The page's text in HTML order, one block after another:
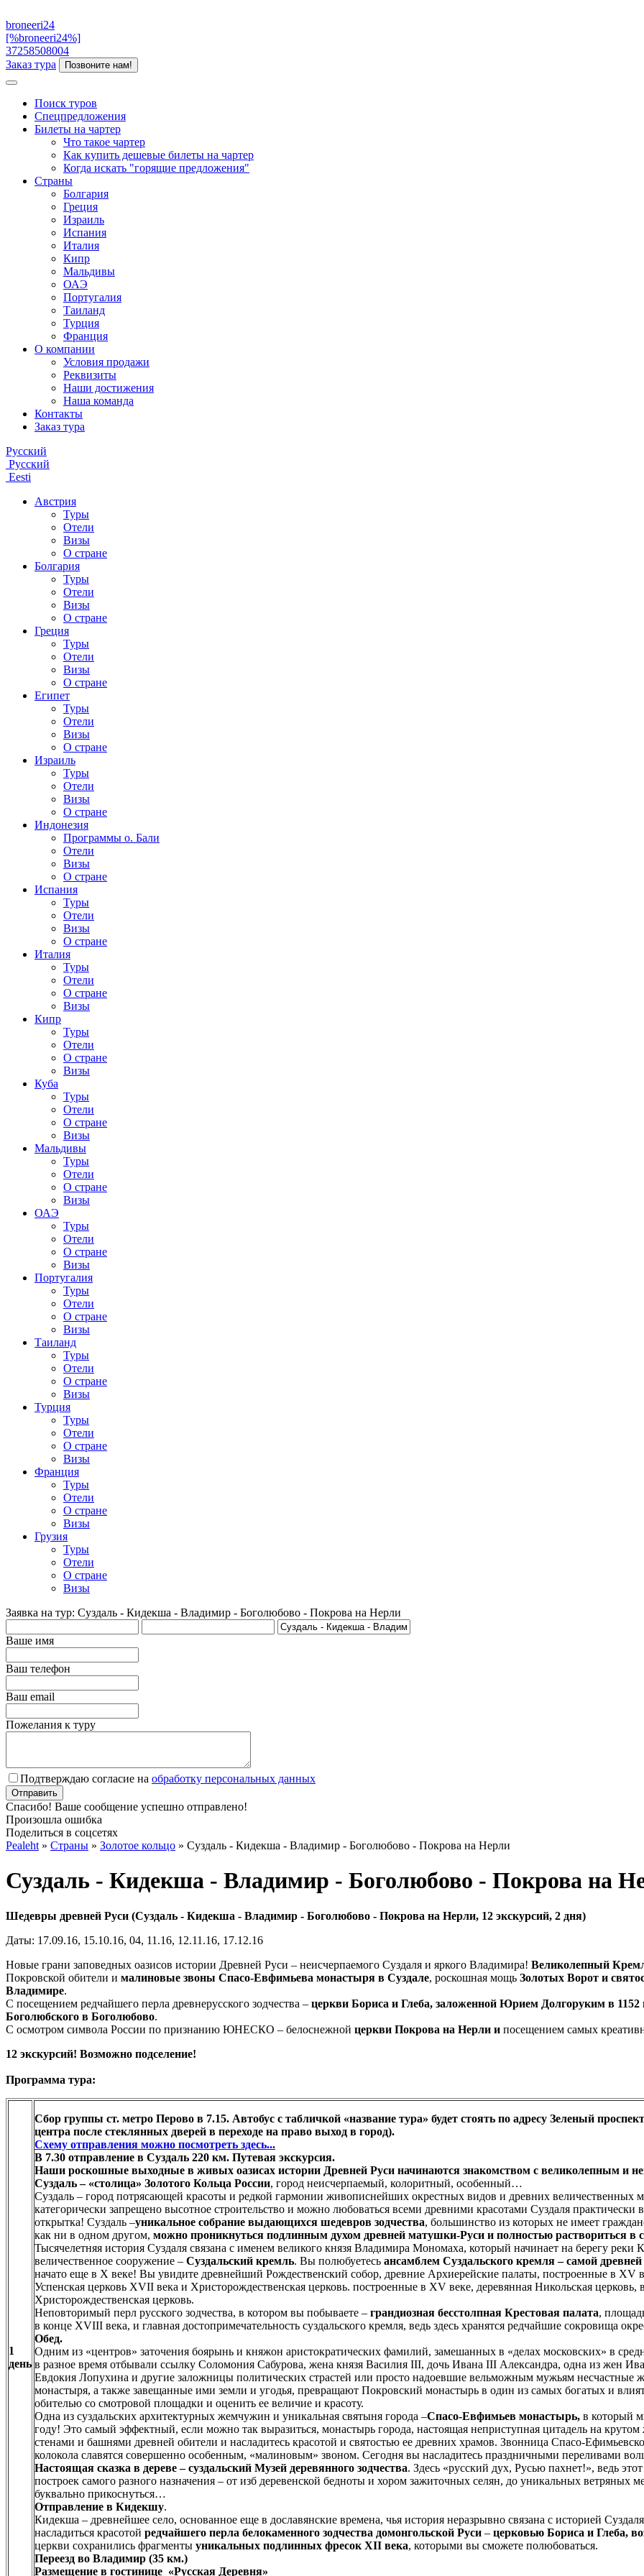
broneeri24
[%broneeri24%]
37258508004
Заказ тура
Позвоните нам!
Поиск туров
Спецпредложения
Билеты на чартер
Что такое чартер
Как купить дешевые билеты на чартер
Когда искать "горящие предложения"
Страны
Болгария
Греция
Израиль
Испания
Италия
Кипр
Мальдивы
ОАЭ
Португалия
Таиланд
Турция
Франция
О компании
Условия продажи
Реквизиты
Наши достижения
Наша команда
Контакты
Заказ тура
Русский
Русский
Eesti
Австрия
Туры
Отели
Визы
О стране
Болгария
Туры
Отели
Визы
О стране
Греция
Туры
Отели
Визы
О стране
Египет
Туры
Отели
Визы
О стране
Израиль
Туры
Отели
Визы
О стране
Индонезия
Программы о. Бали
Отели
Визы
О стране
Испания
Туры
Отели
Визы
О стране
Италия
Туры
Отели
О стране
Визы
Кипр
Туры
Отели
О стране
Визы
Куба
Туры
Отели
О стране
Визы
Мальдивы
Туры
Отели
О стране
Визы
ОАЭ
Туры
Отели
О стране
Визы
Португалия
Туры
Отели
О стране
Визы
Таиланд
Туры
Отели
О стране
Визы
Турция
Туры
Отели
О стране
Визы
Франция
Туры
Отели
О стране
Визы
Грузия
Туры
Отели
О стране
Визы
Заявка на тур: Суздаль - Кидекша - Владимир - Боголюбово - Покрова на Нерли
Ваше имя
Ваш телефон
Ваш email
Пожелания к туру
Подтверждаю согласие на обработку персональных данных
Спасибо! Ваше сообщение успешно отправлено!
Произошла ошибка
Поделиться в соцсетях
Pealeht » Страны » Золотое кольцо » Суздаль - Кидекша - Владимир - Боголюбово - Покрова на Нерли
Суздаль - Кидекша - Владимир - Боголюбово - Покрова на
Шедевры древней Руси (Суздаль - Кидекша - Владимир - Боголюбово - Покрова на Нерли, 12 экскурсий, 2 дня)
Даты: 17.09.16, 15.10.16, 04, 11.16, 12.11.16, 17.12.16
Новые грани заповедных оазисов истории Древней Руси – неисчерпаемого Суздаля и яркого Владимира! Великолепный
Покровской обители и малиновые звоны Спасо-Евфимьева монастыря в Суздале, роскошная мощь Золотых Ворот и
Владимире.
С посещением редчайшего перла древнерусского зодчества – церкви Бориса и Глеба, заложенной Юрием Долгоруким в
Боголюбского в Боголюбово.
С осмотром символа России по признанию ЮНЕСКО – белоснежной церкви Покрова на Нерли и посещением самых
12 экскурсий! Возможно подселение!
Программа тура:
1
день
Сбор группы ст. метро Перово в 7.15. Автобус с табличкой «название тура» будет стоять по адресу Зеленый
центра после стеклянных дверей в переходе на право выход в город).
Схему отправления можно посмотреть здесь...
В 7.30 отправление в Суздаль 220 км. Путевая экскурсия.
Наши роскошные выходные в живых оазисах истории Древней Руси начинаются знакомством с великолепным и
Суздаль – «столица» Золотого Кольца России, город неисчерпаемый, колоритный, особенный…
Суздаль – город потрясающей красоты и редкой гармонии живописнейших окрестных видов и древних величественных
категорически запрещено высотное строительство и можно любоваться всеми древними красотами Суздаля практически
открытка! Суздаль –уникальное собрание выдающихся шедевров зодчества, большинство из которых не имеет
как ни в одном другом, можно проникнуться подлинным духом древней матушки-Руси и полностью раствориться в
Тысячелетняя история Суздаля связана с именем великого князя Владимира Мономаха, который начинает на берегу
величественное сооружение – Суздальский кремль. Вы полюбуетесь ансамблем Суздальского кремля – самой
начато еще в X веке! Вы увидите древнейший Рождественский собор, древние Архиерейские палаты, построенные в XV
Успенская церковь XVII века и Христорождественская церковь. построенные в XV веке, деревянная Никольская церковь,
Христорождественская церковь.
Неповторимый перл русского зодчества, в котором вы побываете – грандиозная бесстолпная Крестовая палата,
в конце XVIII века, и главная достопримечательность суздальского кремля, ведь здесь хранятся редчайшие сокровища
Обед.
Одним из «центров» заточения боярынь и княжон аристократических фамилий, замешанных в «делах московских» в
в разное время отбывали ссылку Соломония Сабурова, жена князя Василия III, дочь Ивана III Александра, одна из жен
Евдокия Лопухина и другие заложницы политических страстей или просто надоевшие вельможным мужьям
монастыря, а также завещанные ими земли и угодья, превращают Покровский монастырь в один из самых богатых и
обителью со смотровой площадки и оценить ее величие и красоту.
Одна из суздальских архитектурных жемчужин и уникальная святыня города –Спасо-Евфимьев монастырь, в который
году! Это самый эффектный, если можно так выразиться, монастырь города, настоящая неприступная цитадель на
стенами и башнями древней обители и насладитесь красотой и святостью ее древних храмов. Звонница Спасо-
колокола славятся совершенно особенным, «малиновым» звоном. Сегодня вы насладитесь праздничными переливами
Настоящая сказка в дереве – суздальский Музей деревянного зодчества. Здесь «русский дух, Русью пахнет!», ведь
построек самого разного назначения – от изб деревенской бедноты и хором зажиточных селян, до уникальных ветряных
буквально прикоснуться…
Отправление в Кидекшу.
Кидекша – древнейшее село, основанное еще в дославянские времена, чья история неразрывно связана с историей
насладиться красотой редчайшего перла белокаменного зодчества домонгольской Руси – церковью Бориса и Глеба,
церкви сохранились фрагменты уникальных подлинных фресок XII века, которыми вы сможете полюбоваться.
Переезд во Владимир (35 км.)
Размещение в гостинице «Русская Деревня»